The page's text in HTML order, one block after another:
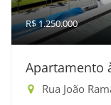
R$ 1.250.000
Apartamento
Rua João